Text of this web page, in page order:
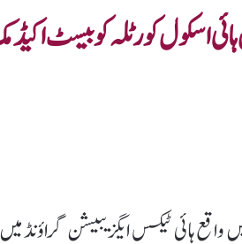
اسکول کورٹلہ کو بیسٹ